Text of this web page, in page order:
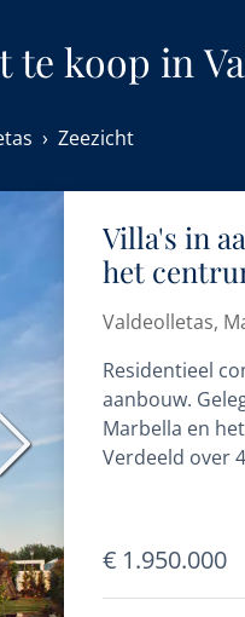
te koop in
Zeezicht
Volgende
Villa's in
het
Valdeolletas,
Residentieel
aanbouw.
Marbella en
Verdeeld over
€ 1.950.000